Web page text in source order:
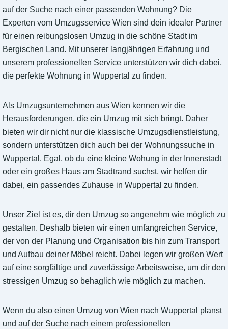
auf der Suche nach einer passenden Wohnung? Die
Experten vom Umzugsservice Wien sind dein idealer Partner
für einen reibungslosen Umzug in die schöne Stadt im
Bergischen Land. Mit unserer langjährigen Erfahrung und
unserem professionellen Service unterstützen wir dich dabei,
die perfekte Wohnung in Wuppertal zu finden.
Als Umzugsunternehmen aus Wien kennen wir die
Herausforderungen, die ein Umzug mit sich bringt. Daher
bieten wir dir nicht nur die klassische Umzugsdienstleistung,
sondern unterstützen dich auch bei der Wohnungssuche in
Wuppertal. Egal, ob du eine kleine Wohung in der Innenstadt
oder ein großes Haus am Stadtrand suchst, wir helfen dir
dabei, ein passendes Zuhause in Wuppertal zu finden.
Unser Ziel ist es, dir den Umzug so angenehm wie möglich zu
gestalten. Deshalb bieten wir einen umfangreichen Service,
der von der Planung und Organisation bis hin zum Transport
und Aufbau deiner Möbel reicht. Dabei legen wir großen Wert
auf eine sorgfältige und zuverlässige Arbeitsweise, um dir den
stressigen Umzug so behaglich wie möglich zu machen.
Wenn du also einen Umzug von Wien nach Wuppertal planst
und auf der Suche nach einem professionellen